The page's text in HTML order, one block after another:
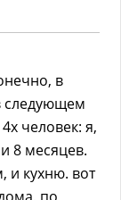
в
следующем
человек: я,
8 месяцев.
и кухню. вот